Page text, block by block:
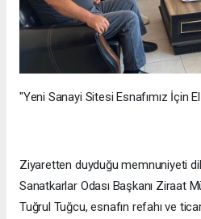
"Yeni Sanayi Sitesi Esnafımız İçin
Ziyaretten duyduğu memnuniyeti
Sanatkarlar Odası Başkanı Ziraat
Tuğrul Tuğcu, esnafın refahı ve